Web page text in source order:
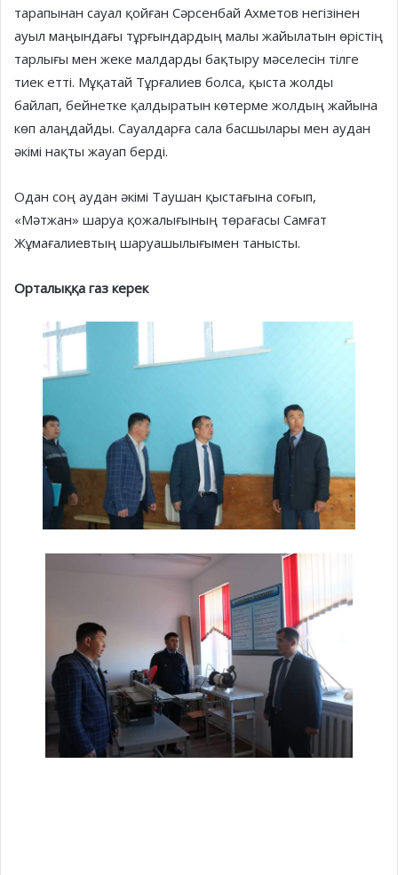
тарапынан сауал қойған Сәрсенбай Ахметов негізінен
ауыл маңындағы тұрғындардың малы жайылатын өрістің
тарлығы мен жеке малдарды бақтыру мәселесін тілге
тиек етті. Мұқатай Тұрғалиев болса, қыста жолды
байлап, бейнетке қалдыратын көтерме жолдың жайына
көп алаңдайды. Сауалдарға сала басшылары мен аудан
әкімі нақты жауап берді.
Одан соң аудан әкімі Таушан қыстағына соғып,
«Мәтжан» шаруа қожалығының төрағасы Самғат
Жұмағалиевтың шаруашылығымен танысты.
Орталыққа газ керек